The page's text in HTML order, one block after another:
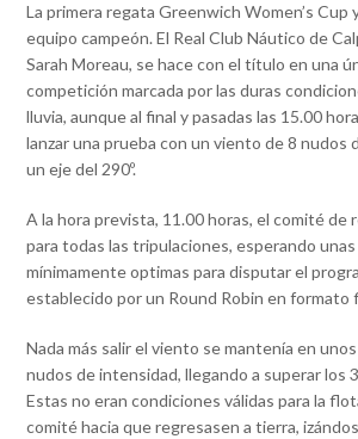
La primera regata Greenwich Women’s Cup
equipo campeón. El Real Club Náutico de
Sarah Moreau, se hace con el título en una
competición marcada por las duras
lluvia, aunque al final y pasadas las 15.00
lanzar una prueba con un viento de 8 nudos
un eje del 290º.
A la hora prevista, 11.00 horas, el comité de
para todas las tripulaciones, esperando
mínimamente optimas para disputar el
establecido por un Round Robin en formato
Nada más salir el viento se mantenía en
nudos de intensidad, llegando a superar los
Estas no eran condiciones válidas para la
comité hacia que regresasen a tierra,